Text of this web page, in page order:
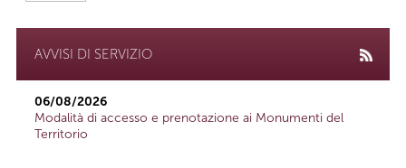
AVVISI DI SERVIZIO
06/08/2026
Modalità di accesso e prenotazione ai Monumenti del
Territorio